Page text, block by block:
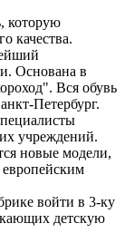
которую
качества.
Основана в
Вся обувь
Петербург.
учреждений.
новые модели,
войти в 3-ку
детскую